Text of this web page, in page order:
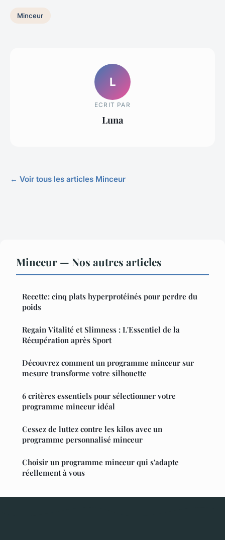
Minceur
L
ECRIT PAR
Luna
← Voir tous les articles Minceur
Minceur — Nos autres articles
Recette: cinq plats hyperprotéinés pour perdre du
poids
Regain Vitalité et Slimness : L'Essentiel de la
Récupération après Sport
Découvrez comment un programme minceur sur
mesure transforme votre silhouette
6 critères essentiels pour sélectionner votre
programme minceur idéal
Cessez de luttez contre les kilos avec un
programme personnalisé minceur
Choisir un programme minceur qui s'adapte
réellement à vous